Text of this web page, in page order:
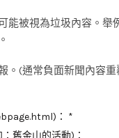
能被視為垃圾內容。舉
。(通常負面新聞內容
： *
舊金山的活動)：